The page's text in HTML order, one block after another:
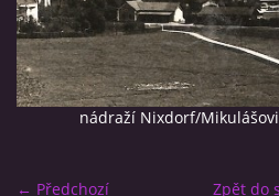
KONTAKT
KNIHA MIKULÁŠOVICE - NIXDORF
nádraží Nixdorf/
← Předchozí
Zpět do